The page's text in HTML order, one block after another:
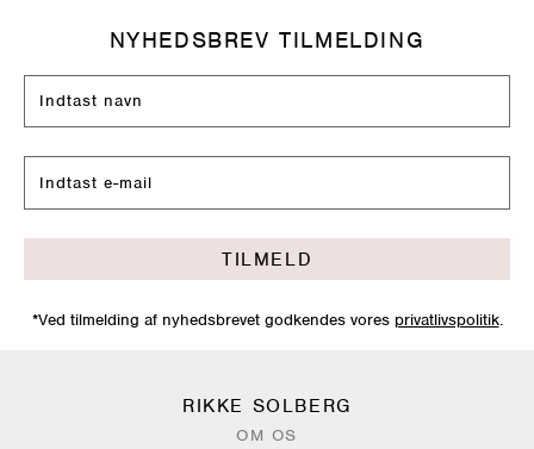
NYHEDSBREV TILMELDING
TILMELD
*Ved tilmelding af nyhedsbrevet godkendes vores privatlivspolitik.
RIKKE SOLBERG
OM OS